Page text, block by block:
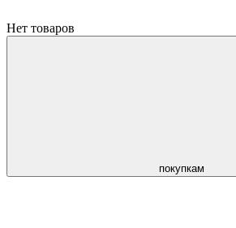
Нет товаров
покупкам